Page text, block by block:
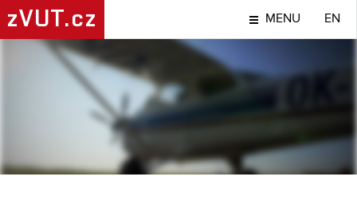
zVUT.cz MENU EN
TÉMA